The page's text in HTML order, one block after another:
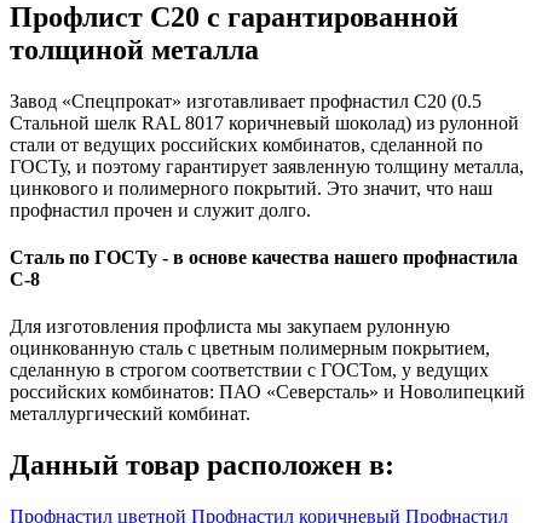
Профлист С20 с гарантированной
толщиной металла
Завод «Спецпрокат» изготавливает профнастил С20 (0.5
Стальной шелк RAL 8017 коричневый шоколад) из рулонной
стали от ведущих российских комбинатов, сделанной по
ГОСТу, и поэтому гарантирует заявленную толщину металла,
цинкового и полимерного покрытий. Это значит, что наш
профнастил прочен и служит долго.
Сталь по ГОСТу - в основе качества нашего профнастила
C-8
Для изготовления профлиста мы закупаем рулонную
оцинкованную сталь с цветным полимерным покрытием,
сделанную в строгом соответствии с ГОСТом, у ведущих
российских комбинатов: ПАО «Северсталь» и Новолипецкий
металлургический комбинат.
Данный товар расположен в:
Профнастил цветной Профнастил коричневый Профнастил